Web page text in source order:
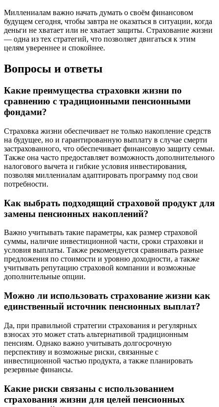
Миллениалам важно начать думать о своём финансовом
будущем сегодня, чтобы завтра не оказаться в ситуации, когда
деньги не хватает или не хватает защиты. Страхование жизни
— одна из тех стратегий, что позволяет двигаться к этим
целям увереннее и спокойнее.
Вопросы и ответы
Какие преимущества страховки жизни по
сравнению с традиционными пенсионными
фондами?
Страховка жизни обеспечивает не только накопление средств
на будущее, но и гарантированную выплату в случае смерти
застрахованного, что обеспечивает финансовую защиту семьи.
Также она часто предоставляет возможность дополнительного
налогового вычета и гибкие условия инвестирования,
позволяя миллениалам адаптировать программу под свои
потребности.
Как выбрать подходящий страховой продукт для
замены пенсионных накоплений?
Важно учитывать такие параметры, как размер страховой
суммы, наличие инвестиционной части, сроки страховки и
условия выплаты. Также рекомендуется сравнивать разные
предложения по стоимости и уровню доходности, а также
учитывать репутацию страховой компании и возможные
дополнительные опции.
Можно ли использовать страхование жизни как
единственный источник пенсионных выплат?
Да, при правильной стратегии страхования и регулярных
взносах это может стать альтернативой традиционным
пенсиям. Однако важно учитывать долгосрочную
перспективу и возможные риски, связанные с
инвестиционной частью продукта, а также планировать
резервные финансы.
Какие риски связаны с использованием
страхования жизни для целей пенсионных